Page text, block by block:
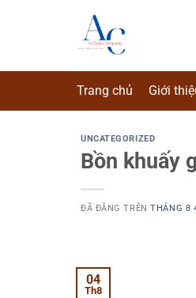
dung
Trang chủ Giới
UNCATEGORIZED
Bồn khuấy
ĐÃ ĐĂNG TRÊNTHÁNG 8
04
Th8